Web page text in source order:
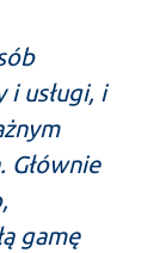
usługi, i
gamę